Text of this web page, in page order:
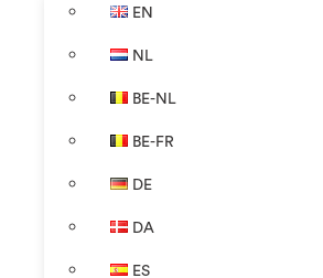
EN
NL
BE-NL
BE-FR
DE
DA
ES